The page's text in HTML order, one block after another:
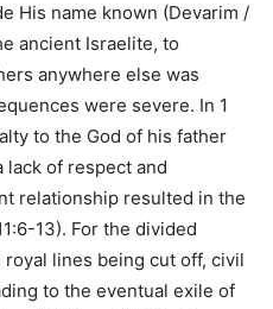
His name known (Devarim /
ancient Israelite, to
anywhere else was
were severe. In 1
to the God of his father
lack of respect and
relationship resulted in the
13). For the divided
lines being cut off, civil
to the eventual exile of